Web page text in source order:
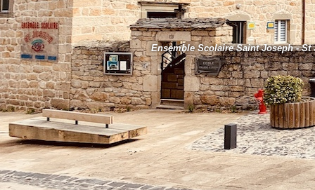
Ensemble Scolaire Saint Joseph - St